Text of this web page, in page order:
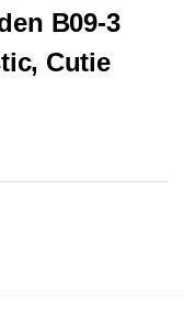
B09-3
Cutie